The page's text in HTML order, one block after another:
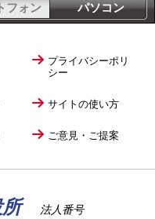
パソコン
フォン
プライバシーポリ
シー
サイトの使い方
ご意見・ご提案
所
法人番号